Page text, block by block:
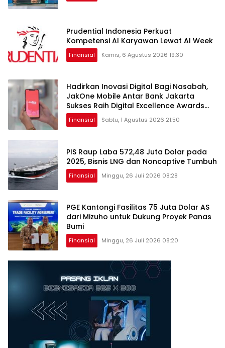
Prudential Indonesia Perkuat
Kompetensi AI Karyawan Lewat AI Week
Finansial Kamis, 6 Agustus 2026 19:30
Hadirkan Inovasi Digital Bagi Nasabah,
JakOne Mobile Antar Bank Jakarta
Sukses Raih Digital Excellence Awards
2026
Finansial Sabtu, 1 Agustus 2026 21:50
PIS Raup Laba 572,48 Juta Dolar pada
2025, Bisnis LNG dan Noncaptive Tumbuh
Finansial Minggu, 26 Juli 2026 08:28
PGE Kantongi Fasilitas 75 Juta Dolar AS
dari Mizuho untuk Dukung Proyek Panas
Bumi
Finansial Minggu, 26 Juli 2026 08:20